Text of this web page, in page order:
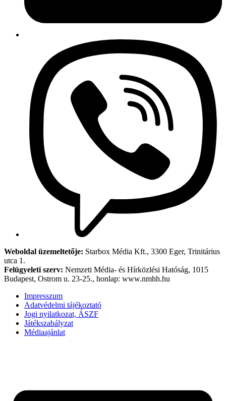
Weboldal üzemeltetője: Starbox Média Kft., 3300 Eger, Trinitárius
utca 1.
Felügyeleti szerv: Nemzeti Média- és Hírközlési Hatóság, 1015
Budapest, Ostrom u. 23-25., honlap: www.nmhh.hu
Impresszum
Adatvédelmi tájékoztató
Jogi nyilatkozat, ÁSZF
Játékszabályzat
Médiaajánlat